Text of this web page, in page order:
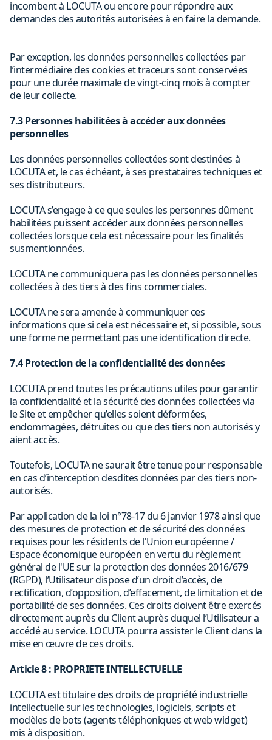
incombent à LOCUTA ou encore pour répondre aux
demandes des autorités autorisées à en faire la demande.
Par exception, les données personnelles collectées par
l’intermédiaire des cookies et traceurs sont conservées
pour une durée maximale de vingt-cinq mois à compter
de leur collecte.
7.3 Personnes habilitées à accéder aux données
personnelles
Les données personnelles collectées sont destinées à
LOCUTA et, le cas échéant, à ses prestataires techniques et
ses distributeurs.
LOCUTA s’engage à ce que seules les personnes dûment
habilitées puissent accéder aux données personnelles
collectées lorsque cela est nécessaire pour les finalités
susmentionnées.
LOCUTA ne communiquera pas les données personnelles
collectées à des tiers à des fins commerciales.
LOCUTA ne sera amenée à communiquer ces
informations que si cela est nécessaire et, si possible, sous
une forme ne permettant pas une identification directe.
7.4 Protection de la confidentialité des données
LOCUTA prend toutes les précautions utiles pour garantir
la confidentialité et la sécurité des données collectées via
le Site et empêcher qu’elles soient déformées,
endommagées, détruites ou que des tiers non autorisés y
aient accès.
Toutefois, LOCUTA ne saurait être tenue pour responsable
en cas d’interception desdites données par des tiers non-
autorisés.
Par application de la loi n°78-17 du 6 janvier 1978 ainsi que
des mesures de protection et de sécurité des données
requises pour les résidents de l'Union européenne /
Espace économique européen en vertu du règlement
général de l'UE sur la protection des données 2016/679
(RGPD), l’Utilisateur dispose d’un droit d’accès, de
rectification, d’opposition, d’effacement, de limitation et de
portabilité de ses données. Ces droits doivent être exercés
directement auprès du Client auprès duquel l’Utilisateur a
accédé au service. LOCUTA pourra assister le Client dans la
mise en œuvre de ces droits.
Article 8 : PROPRIETE INTELLECTUELLE
LOCUTA est titulaire des droits de propriété industrielle
intellectuelle sur les technologies, logiciels, scripts et
modèles de bots (agents téléphoniques et web widget)
mis à disposition.